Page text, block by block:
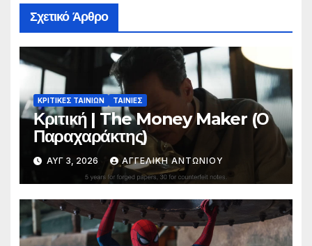
Σχετικό Άρθρο
ΚΡΙΤΙΚΕΣ ΤΑΙΝΙΩΝ ΤΑΙΝΙΕΣ
Κριτική | The Money Maker (Ο
Παραχαράκτης)
ΑΥΓ 3, 2026 ΑΓΓΕΛΙΚΉ ΑΝΤΩΝΊΟΥ